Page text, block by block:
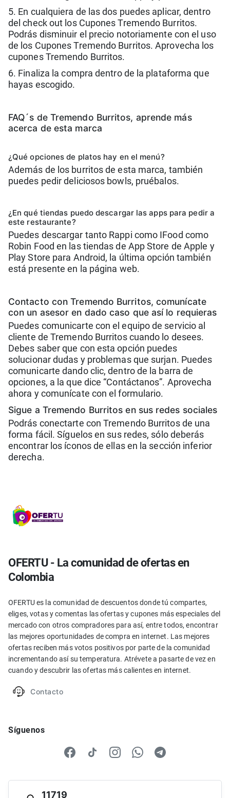
5. En cualquiera de las dos puedes aplicar, dentro
del check out los Cupones Tremendo Burritos.
Podrás disminuir el precio notoriamente con el uso
de los Cupones Tremendo Burritos. Aprovecha los
cupones Tremendo Burritos.
6. Finaliza la compra dentro de la plataforma que
hayas escogido.
FAQ´s de Tremendo Burritos, aprende más
acerca de esta marca
¿Qué opciones de platos hay en el menú?
Además de los burritos de esta marca, también
puedes pedir deliciosos bowls, pruébalos.
¿En qué tiendas puedo descargar las apps para pedir a
este restaurante?
Puedes descargar tanto Rappi como IFood como
Robin Food en las tiendas de App Store de Apple y
Play Store para Android, la última opción también
está presente en la página web.
Contacto con Tremendo Burritos, comunícate
con un asesor en dado caso que así lo requieras
Puedes comunicarte con el equipo de servicio al
cliente de Tremendo Burritos cuando lo desees.
Debes saber que con esta opción puedes
solucionar dudas y problemas que surjan. Puedes
comunicarte dando clic, dentro de la barra de
opciones, a la que dice “Contáctanos”. Aprovecha
ahora y comunícate con el formulario.
Sigue a Tremendo Burritos en sus redes sociales
Podrás conectarte con Tremendo Burritos de una
forma fácil. Síguelos en sus redes, sólo deberás
encontrar los íconos de ellas en la sección inferior
derecha.
OFERTU - La comunidad de ofertas en
Colombia
OFERTU es la comunidad de descuentos donde tú compartes,
eliges, votas y comentas las ofertas y cupones más especiales del
mercado con otros compradores para así, entre todos, encontrar
las mejores oportunidades de compra en internet. Las mejores
ofertas reciben más votos positivos por parte de la comunidad
incrementando así su temperatura. Atrévete a pasarte de vez en
cuando y descubrir las ofertas más calientes en internet.
Contacto
Síguenos
11719